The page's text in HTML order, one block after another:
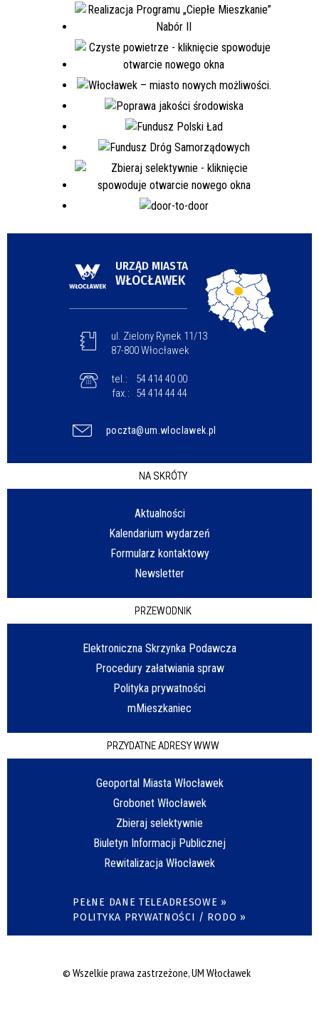
URZĄD MIASTA
WŁOCŁAWEK
ul. Zielony Rynek 11/13
87-800 Włocławek
tel.:
54 414 40 00
fax.:
54 414 44 44
poczta@um.wloclawek.pl
NA SKRÓTY
Aktualności
Kalendarium wydarzeń
Formularz kontaktowy
Newsletter
PRZEWODNIK
Elektroniczna Skrzynka Podawcza
Procedury załatwiania spraw
Polityka prywatności
mMieszkaniec
PRZYDATNE ADRESY WWW
Geoportal Miasta Włocławek
Grobonet Włocławek
Zbieraj selektywnie
Biuletyn Informacji Publicznej
Rewitalizacja Włocławek
PEŁNE DANE TELEADRESOWE »
POLITYKA PRYWATNOŚCI / RODO »
© Wszelkie prawa zastrzeżone, UM Włocławek